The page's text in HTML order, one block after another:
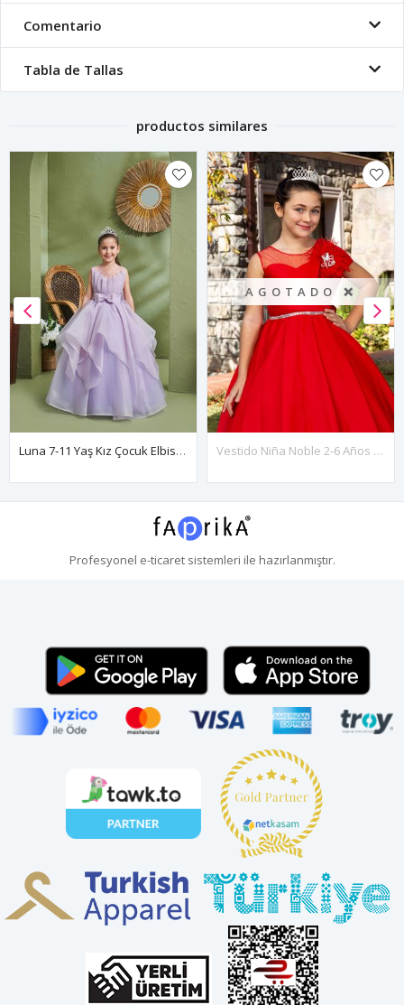
Comentario
Tabla de Tallas
productos similares
Luna 7-11 Yaş Kız Çocuk Elbise 30167 Lila
AGOTADO ❌
Vestido Niña Noble 2-6 Años 20091 Rojo
Profesyonel e-ticaretsistemleri ile hazırlanmıştır.